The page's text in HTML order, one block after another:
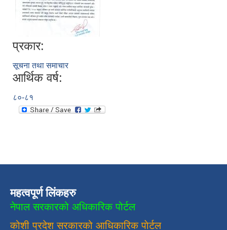
प्रकार:
सूचना तथा समाचार
आर्थिक वर्ष:
८०-८१
महत्वपूर्ण लिंकहरु
नेपाल सरकारको अधिकारिक पोर्टल
कोशी प्रदेश सरकारको आधिकारिकपाेर्टल